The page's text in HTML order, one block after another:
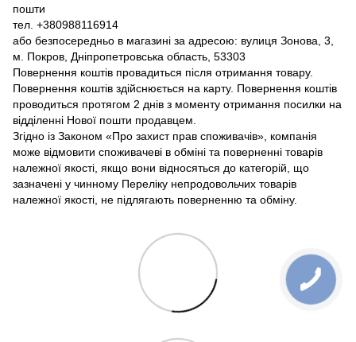
пошти
тел. +380988116914
або безпосередньо в магазині за адресою: вулиця Зонова, 3,
м. Покров, Дніпропетровська область, 53303
Повернення коштів провадиться після отримання товару.
Повернення коштів здійснюється на карту. Повернення коштів
проводиться протягом 2 днів з моменту отримання посилки на
відділенні Нової пошти продавцем.
Згідно із Законом «Про захист прав споживачів», компанія
може відмовити споживачеві в обміні та поверненні товарів
належної якості, якщо вони відносяться до категорій, що
зазначені у чинному Переліку непродовольчих товарів
належної якості, не підлягають поверненню та обміну.